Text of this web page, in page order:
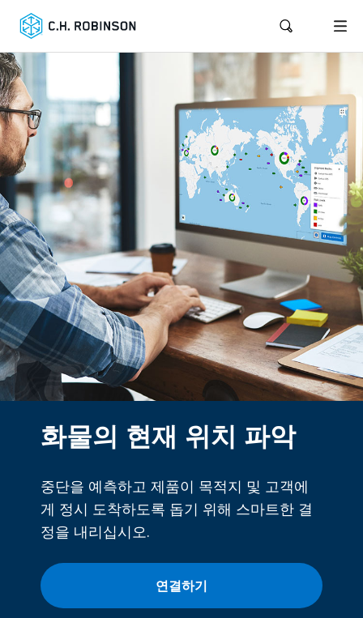
화물의 현재 위치 파악
중단을 예측하고 제품이 목적지 및 고객에
게 정시 도착하도록 돕기 위해 스마트한 결
정을 내리십시오.
연결하기